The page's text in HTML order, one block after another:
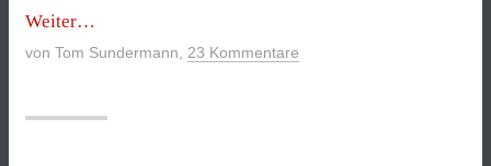
Weiter„Nazi-
Botschaft
aus
von Tom Sundermann 23 Kommentare